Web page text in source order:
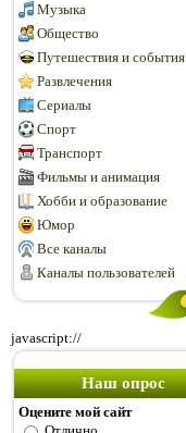
Музыка
Общество
Путешествия и события
Развлечения
Сериалы
Спорт
Транспорт
Фильмы и анимация
Хобби и образование
Юмор
Все каналы
Каналы пользователей
javascript://
Наш опрос
Оцените мой сайт